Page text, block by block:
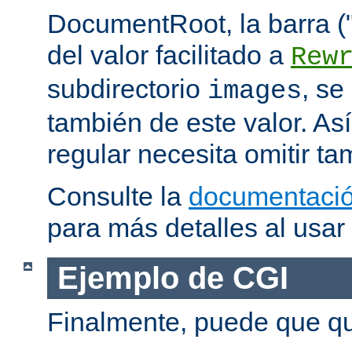
DocumentRoot, la barra
del valor facilitado a
subdirectorio images,
también de este valor.
regular necesita omitir
Consulte la
para más detalles al usar
Ejemplo de CGI
Finalmente, puede que